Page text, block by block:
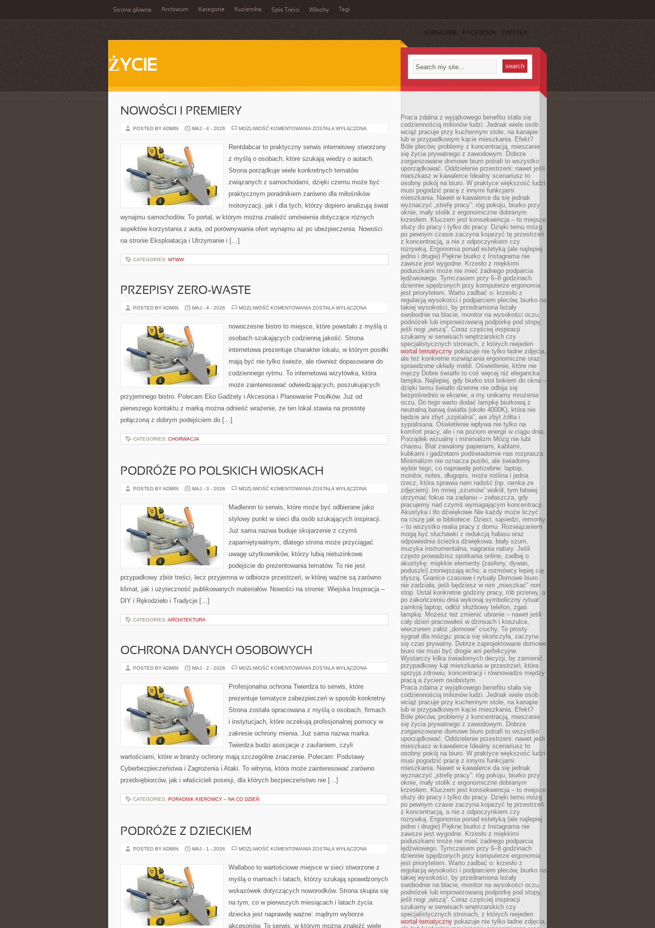
Strona główna Archiwum Kategorie Kuziemka Spis Treści Włochy Tagi
SUBSCRIBE FACEBOOK TWITTER
ŻYCIE
NOWOŚCI I PREMIERY
POSTED BY ADMIN MAJ - 4 - 2026 MOŻLIWOŚĆ KOMENTOWANIA NOWOŚCI
ZOSTAŁA WYŁĄCZONA
Rentdabcar to praktyczny serwis internetowy stworzony
z myślą o osobach, które szukają wiedzy o autach.
Strona porządkuje wiele konkretnych tematów
związanych z samochodami, dzięki czemu może być
praktycznym poradnikiem zarówno dla miłośników
motoryzacji, jak i dla tych, którzy dopiero analizują świat
wynajmu samochodów. To portal, w którym można znaleźć omówienia dotyczące różnych
aspektów korzystania z auta, od porównywania ofert wynajmu aż po ubezpieczenia. Nowości
na stronie Eksploatacja i Utrzymanie i […]
CATEGORIES: MTWW
PRZEPISY ZERO-WASTE
POSTED BY ADMIN MAJ - 4 - 2026 MOŻLIWOŚĆ KOMENTOWANIA PRZEPISY
ZOSTAŁA WYŁĄCZONA
nowoczesne bistro to miejsce, które powstało z myślą o
osobach szukających codzienną jakość. Strona
internetowa prezentuje charakter lokalu, w którym posiłki
mają być nie tylko świeże, ale również dopasowane do
codziennego rytmu. To internetowa wizytówka, która
może zainteresować odwiedzających, poszukujących
przyjemnego bistro. Polecam Eko Gadżety i Akcesoria i Planowanie Posiłków. Już od
pierwszego kontaktu z marką można odnieść wrażenie, że ten lokal stawia na prostotę
połączoną z dobrym podejściem do […]
CATEGORIES: CHORWACJA
PODRÓŻE PO POLSKICH WIOSKACH
POSTED BY ADMIN MAJ - 3 - 2026 MOŻLIWOŚĆ KOMENTOWANIA PODRÓŻE
WIOSKACH
ZOSTAŁA WYŁĄCZONA
Madlennn to serwis, które może być odbierane jako
stylowy punkt w sieci dla osób szukających inspiracji.
Już sama nazwa buduje skojarzenie z czymś
zapamiętywalnym, dlatego strona może przyciągać
uwagę użytkowników, którzy lubią nietuzinkowe
podejście do prezentowania tematów. To nie jest
przypadkowy zbiór treści, lecz przyjemna w odbiorze przestrzeń, w której ważne są zarówno
klimat, jak i użyteczność publikowanych materiałów. Nowości na stronie: Wiejska Inspiracja –
DIY i Rękodzieło i Tradycje […]
CATEGORIES: ARCHITEKTURA
OCHRONA DANYCH OSOBOWYCH
POSTED BY ADMIN MAJ - 2 - 2026 MOŻLIWOŚĆ KOMENTOWANIA OCHRONA
ZOSTAŁA WYŁĄCZONA
Profesjonalna ochrona Twierdza to serwis, które
prezentuje tematyce zabezpieczeń w sposób konkretny.
Strona została opracowana z myślą o osobach, firmach
i instytucjach, które oczekują profesjonalnej pomocy w
zakresie ochrony mienia. Już sama nazwa marka
Twierdza budzi asocjacje z zaufaniem, czyli
wartościami, które w branży ochrony mają szczególne znaczenie. Polecam: Podstawy
Cyberbezpieczeństwa i Zagrożenia i Ataki. To witryna, która może zainteresować zarówno
przedsiębiorców, jak i właścicieli posesji, dla których bezpieczeństwo nie […]
CATEGORIES: PORADNIK KIEROWCY – NA CO DZIEŃ
PODRÓŻE Z DZIECKIEM
POSTED BY ADMIN MAJ - 1 - 2026 MOŻLIWOŚĆ KOMENTOWANIA PODRÓŻE
ZOSTAŁA WYŁĄCZONA
Wallaboo to wartościowe miejsce w sieci stworzone z
myślą o mamach i tatach, którzy szukają sprawdzonych
wskazówek dotyczących noworodków. Strona skupia się
na tym, co w pierwszych miesiącach i latach życia
dziecka jest naprawdę ważne: mądrym wyborze
akcesoriów. To serwis, w którym można znaleźć wiele
Praca zdalna z wyjątkowego benefitu stała się
codziennością milionów ludzi. Jednak wiele osób
wciąż pracuje przy kuchennym stole, na kanapie
lub w przypadkowym kącie mieszkania. Efekt?
Bóle pleców, problemy z koncentracją, mieszanie
się życia prywatnego z zawodowym. Dobrze
zorganizowane domowe biuro potrafi to wszystko
uporządkować. Oddzielenie przestrzeni: nawet jeśli
mieszkasz w kawalerce Idealny scenariusz to
osobny pokój na biuro. W praktyce większość ludzi
musi pogodzić pracę z innymi funkcjami
mieszkania. Nawet w kawalerce da się jednak
wyznaczyć „strefę pracy”: róg pokoju, biurko przy
oknie, mały stolik z ergonomiczne dobranym
krzesłem. Kluczem jest konsekwencja – to miejsce
służy do pracy i tylko do pracy. Dzięki temu mózg
po pewnym czasie zaczyna kojarzyć tę przestrzeń
z koncentracją, a nie z odpoczynkiem czy
rozrywką. Ergonomia ponad estetyką (ale najlepiej
jedno i drugie) Piękne biurko z Instagrama nie
zawsze jest wygodne. Krzesło z miękkimi
poduszkami może nie mieć żadnego podparcia
lędźwiowego. Tymczasem przy 6–8 godzinach
dziennie spędzonych przy komputerze ergonomia
jest priorytetem. Warto zadbać o: krzesło z
regulacją wysokości i podparciem pleców, biurko na
takiej wysokości, by przedramiona leżały
swobodnie na blacie, monitor na wysokości oczu,
podnóżek lub improwizowaną podpórkę pod stopy,
jeśli nogi „wiszą”. Coraz częściej inspiracji
szukamy w serwisach wnętrzarskich czy
specjalistycznych stronach, z których niejeden
wortal tematyczny pokazuje nie tylko ładne zdjęcia,
ale też konkretne rozwiązania ergonomiczne oraz
sprawdzone układy mebli. Oświetlenie, które nie
męczy Dobre światło to coś więcej niż elegancka
lampka. Najlepiej, gdy biurko stoi bokiem do okna –
dzięki temu światło dzienne nie odbija się
bezpośrednio w ekranie, a my unikamy mrużenia
oczu. Do tego warto dodać lampkę biurkową z
neutralną barwą światła (około 4000K), która nie
będzie ani zbyt „szpitalna”, ani zbyt żółta i
sypialniana. Oświetlenie wpływa nie tylko na
komfort pracy, ale i na poziom energii w ciągu dnia.
Porządek wizualny i minimalizm Mózg nie lubi
chaosu. Blat zawalony papierami, kablami,
kubkami i gadżetami podświadomie nas rozprasza.
Minimalizm nie oznacza pustki, ale świadomy
wybór tego, co naprawdę potrzebne: laptop,
monitor, notes, długopis, może roślina i jedna
rzecz, która sprawia nam radość (np. ramka ze
zdjęciem). Im mniej „szumów” wokół, tym łatwiej
utrzymać fokus na zadaniu – zwłaszcza, gdy
pracujemy nad czymś wymagającym koncentracji.
Akustyka i tło dźwiękowe Nie każdy może liczyć
na ciszę jak w bibliotece. Dzieci, sąsiedzi, remonty
– to wszystko realia pracy z domu. Rozwiązaniem
mogą być słuchawki z redukcją hałasu oraz
odpowiednia ścieżka dźwiękowa: biały szum,
muzyka instrumentalna, nagrania natury. Jeśli
często prowadzisz spotkania online, zadbaj o
akustykę: miękkie elementy (zasłony, dywan,
poduszki) zmniejszają echo, a rozmówcy lepiej cię
słyszą. Granice czasowe i rytuały Domowe biuro
nie zadziała, jeśli będziesz w nim „mieszkać” non
stop. Ustal konkretne godziny pracy, rób przerwy, a
po zakończeniu dnia wykonaj symboliczny rytuał:
zamknij laptop, odłóż służbowy telefon, zgaś
lampkę. Możesz też zmienić ubranie – nawet jeśli
cały dzień pracowałeś w dżinsach i koszulce,
wieczorem załóż „domowe” ciuchy. To prosty
sygnał dla mózgu: praca się skończyła, zaczyna
się czas prywatny. Dobrze zaprojektowane domowe
biuro nie musi być drogie ani perfekcyjne.
Wystarczy kilka świadomych decyzji, by zamienić
przypadkowy kąt mieszkania w przestrzeń, która
sprzyja zdrowiu, koncentracji i równowadze między
pracą a życiem osobistym.
Praca zdalna z wyjątkowego benefitu stała się
codziennością milionów ludzi. Jednak wiele osób
wciąż pracuje przy kuchennym stole, na kanapie
lub w przypadkowym kącie mieszkania. Efekt?
Bóle pleców, problemy z koncentracją, mieszanie
się życia prywatnego z zawodowym. Dobrze
zorganizowane domowe biuro potrafi to wszystko
uporządkować. Oddzielenie przestrzeni: nawet jeśli
mieszkasz w kawalerce Idealny scenariusz to
osobny pokój na biuro. W praktyce większość ludzi
musi pogodzić pracę z innymi funkcjami
mieszkania. Nawet w kawalerce da się jednak
wyznaczyć „strefę pracy”: róg pokoju, biurko przy
oknie, mały stolik z ergonomiczne dobranym
krzesłem. Kluczem jest konsekwencja – to miejsce
służy do pracy i tylko do pracy. Dzięki temu mózg
po pewnym czasie zaczyna kojarzyć tę przestrzeń
z koncentracją, a nie z odpoczynkiem czy
rozrywką. Ergonomia ponad estetyką (ale najlepiej
jedno i drugie) Piękne biurko z Instagrama nie
zawsze jest wygodne. Krzesło z miękkimi
poduszkami może nie mieć żadnego podparcia
lędźwiowego. Tymczasem przy 6–8 godzinach
dziennie spędzonych przy komputerze ergonomia
jest priorytetem. Warto zadbać o: krzesło z
regulacją wysokości i podparciem pleców, biurko na
takiej wysokości, by przedramiona leżały
swobodnie na blacie, monitor na wysokości oczu,
podnóżek lub improwizowaną podpórkę pod stopy,
jeśli nogi „wiszą”. Coraz częściej inspiracji
szukamy w serwisach wnętrzarskich czy
specjalistycznych stronach, z których niejeden
wortal tematyczny pokazuje nie tylko ładne zdjęcia,